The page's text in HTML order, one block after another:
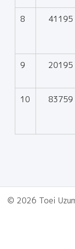
8 41195
9 20195
10 83759
© 2026 Toei